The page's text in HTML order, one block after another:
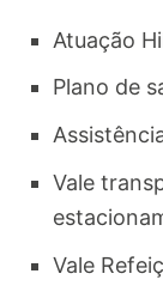
Atuação
Plano de
Vale
Vale